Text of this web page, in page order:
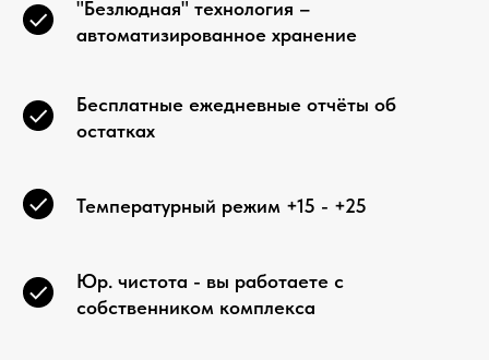
"Безлюдная" технология –
автоматизированное хранение
Бесплатные ежедневные отчёты об
остатках
Температурный режим +15 - +25
Юр. чистота - вы работаете с
собственником комплекса